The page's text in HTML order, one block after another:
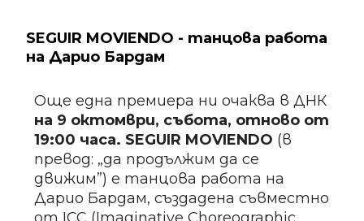
SEGUIR MOVIENDO - танцова работа
на Дарио Бардам
Още една премиера ни очаква в ДНК
на 9 октомври, събота, отново от
19:00 часа. SEGUIR MOVIENDO (в
превод: „да продължим да се
движим”) е танцова работа на
Дарио Бардам, създадена съвместно